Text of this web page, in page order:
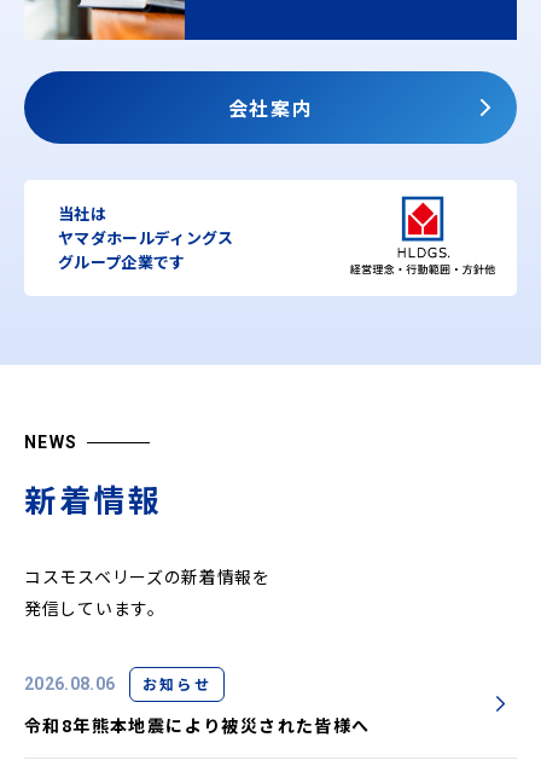
会社案内
当社は
ヤマダホールディングス
グループ企業です
NEWS
新着情報
コスモスベリーズの新着情報を
発信しています。
2026.08.06 お知らせ
令和8年熊本地震により被災された皆様へ